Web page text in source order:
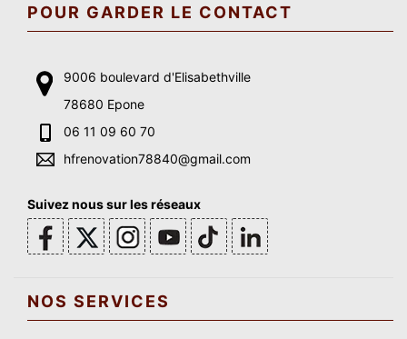
POUR GARDER LE CONTACT
9006 boulevard d'Elisabethville
78680 Epone
06 11 09 60 70
hfrenovation78840@gmail.com
Suivez nous sur les réseaux
NOS SERVICES